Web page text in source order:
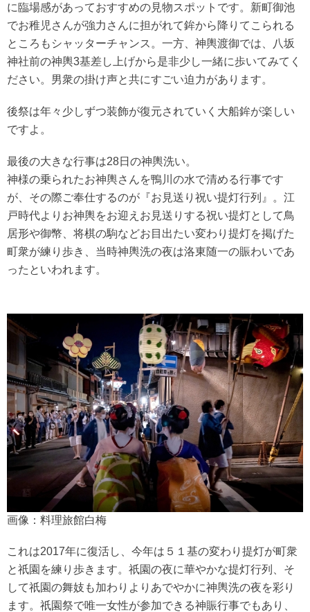
に臨場感があっておすすめの見物スポットです。新町御池
でお稚児さんが強力さんに担がれて鉾から降りてこられる
ところもシャッターチャンス。一方、神輿渡御では、八坂
神社前の神輿3基差し上げから是非少し一緒に歩いてみてく
ださい。男衆の掛け声と共にすごい迫力があります。
後祭は年々少しずつ装飾が復元されていく大船鉾が楽しい
ですよ。
最後の大きな行事は28日の神輿洗い。
神様の乗られたお神輿さんを鴨川の水で清める行事です
が、その際ご奉仕するのが『お見送り祝い提灯行列』。江
戸時代よりお神輿をお迎えお見送りする祝い提灯として鳥
居形や御幣、将棋の駒などお目出たい変わり提灯を掲げた
町衆が練り歩き、当時神輿洗の夜は洛東随一の賑わいであ
ったといわれます。
画像：料理旅館白梅
これは2017年に復活し、今年は５１基の変わり提灯が町衆
と祇園を練り歩きます。祇園の夜に華やかな提灯行列、そ
して祇園の舞妓も加わりよりあでやかに神輿洗の夜を彩り
ます。祇園祭で唯一女性が参加できる神賑行事でもあり、